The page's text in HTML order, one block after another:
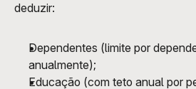
deduzir:
Dependentes (limite por
anualmente);
Educação (com teto anual por